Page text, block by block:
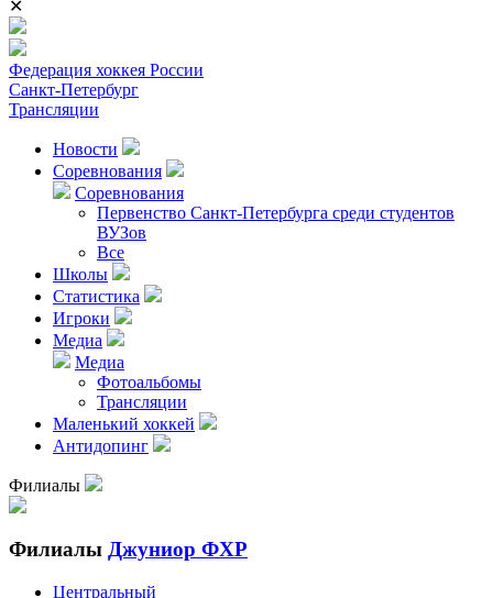
✕
Федерация хоккея России
Санкт-Петербург
Трансляции
Новости
Соревнования
Соревнования
Первенство Санкт-Петербурга среди студентов
ВУЗов
Все
Школы
Статистика
Игроки
Медиа
Медиа
Фотоальбомы
Трансляции
Маленький хоккей
Антидопинг
Филиалы
Филиалы Джуниор ФХР
Центральный